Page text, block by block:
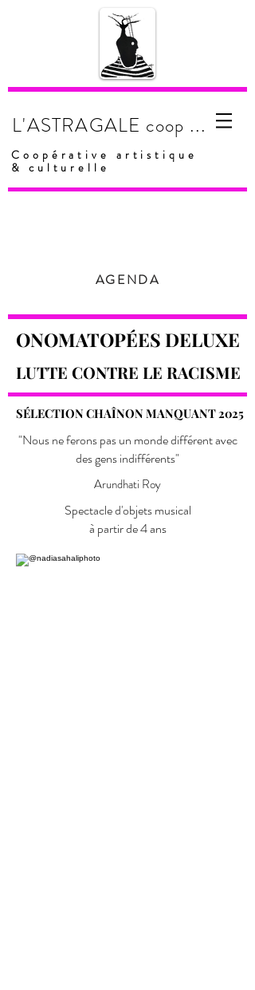
L'ASTRAGALE coop ...
Coopérative artistique
& culturelle
AGENDA
ONOMATOPÉES DELUXE
ONOMATOPÉES DELUXE
LUTTE CONTRE LE RACISME
LUTTE CONTRE LE RACISME
SÉLECTION CHAÎNON MANQUANT 2025
SÉLECTION CHAÎNON MANQUANT 2025
"Nous ne ferons pas un monde différent avec
des gens indifférents"
Arundhati Roy
Spectacle d'objets musical​
à partir de 4 ans